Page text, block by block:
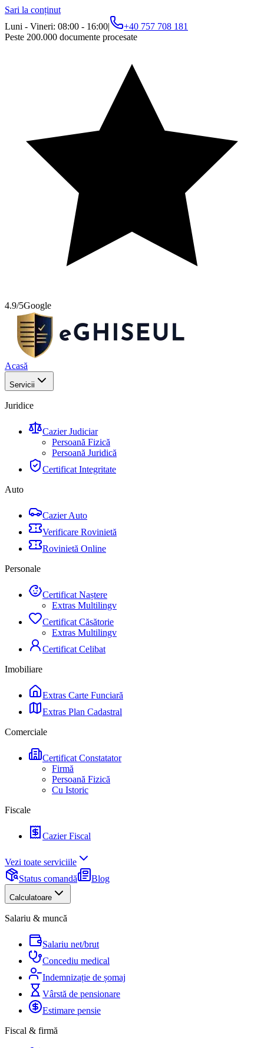
Sari la conținut
Luni - Vineri: 08:00 - 16:00|
+40 757 708 181
Peste 200.000 documente procesate
4.9/5Google
Acasă
Servicii
Juridice
Cazier Judiciar
Persoană Fizică
Persoană Juridică
Certificat Integritate
Auto
Cazier Auto
Verificare Rovinietă
Rovinietă Online
Personale
Certificat Naștere
Extras Multilingv
Certificat Căsătorie
Extras Multilingv
Certificat Celibat
Imobiliare
Extras Carte Funciară
Extras Plan Cadastral
Comerciale
Certificat Constatator
Firmă
Persoană Fizică
Cu Istoric
Fiscale
Cazier Fiscal
Vezi toate serviciile
Status comandă
Blog
Calculatoare
Salariu & muncă
Salariu net/brut
Concediu medical
Indemnizație de șomaj
Vârstă de pensionare
Estimare pensie
Fiscal & firmă